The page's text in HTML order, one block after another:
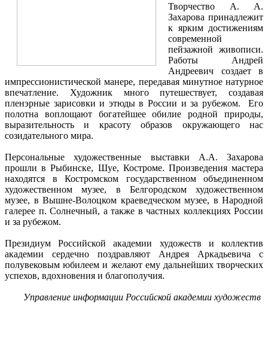
Творчество А. А.
Захарова принадлежит
к ярким достижениям
современной
пейзажной живописи.
Работы Андрей
Андреевич создает в
импрессионистической манере, передавая минутное натурное
впечатление. Художник много путешествует, создавая
пленэрные зарисовки и этюды в России и за рубежом. Его
полотна воплощают богатейшее обилие родной природы,
выразительность и красоту образов окружающего нас
созидательного мира.
Персональные художественные выставки А.А. Захарова
прошли в Рыбинске, Шуе, Костроме. Произведения мастера
находятся в Костромском государственном объединенном
художественном музее, в Белгородском художественном
музее, в Вышне-Волоцком краеведческом музее, в Народной
галерее п. Солнечный, а также в частных коллекциях России
и за рубежом.
Президиум Российской академии художеств и коллектив
академии сердечно поздравляют Андрея Аркадьевича с
полувековым юбилеем и желают ему дальнейших творческих
успехов, вдохновения и благополучия.
Управление информации Российской академии художеств